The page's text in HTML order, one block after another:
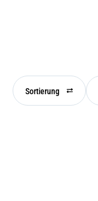
Sortierung